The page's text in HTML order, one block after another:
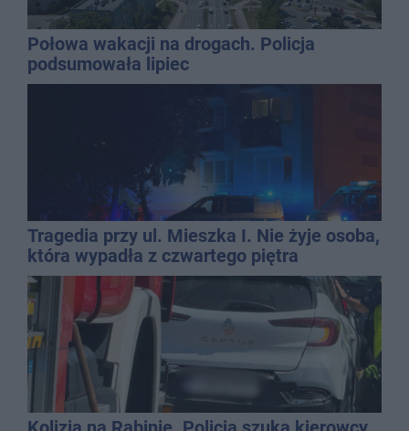
Połowa wakacji na drogach. Policja
podsumowała lipiec
Tragedia przy ul. Mieszka I. Nie żyje osoba,
która wypadła z czwartego piętra